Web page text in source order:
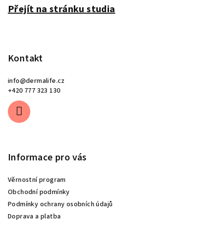
Přejít na stránku studia
Kontakt
info@dermalife.cz
+420 777 323 130
Informace pro vás
Věrnostní program
Obchodní podmínky
Podmínky ochrany osobních údajů
Doprava a platba